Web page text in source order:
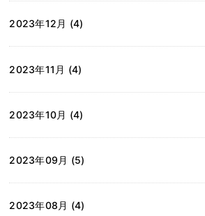
2023年12月 (4)
2023年11月 (4)
2023年10月 (4)
2023年09月 (5)
2023年08月 (4)